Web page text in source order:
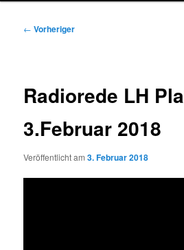
Beitragsnavigation
← Vorheriger
Radiorede LH
3.Februar 2018
Veröffentlicht am3. Februar 2018